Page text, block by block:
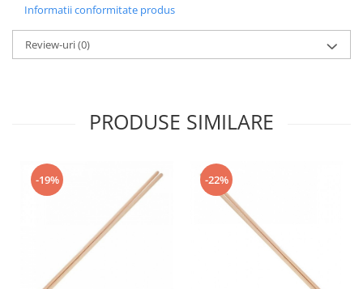
Sisteme wireless intrumente cu
coarde
Instrumente cu clape
Aceordeoane copii
Acordeoane acustice
Huse si Cutii Acordeoane
Pian Digital
Informatii conformitate produs
Review-uri(0)
PRODUSE SIMILARE
-19% -22%